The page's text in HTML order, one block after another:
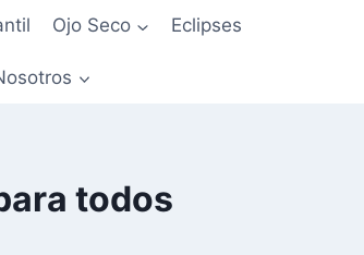
Ojo Seco Eclipses
todos